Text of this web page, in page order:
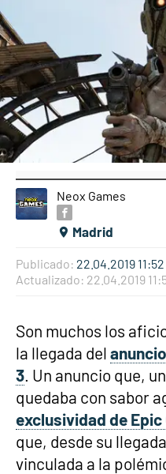
Neox Games
Madrid
Publicado: 22.04.2019 11:52
Actualizado: 22.04.2019
Son muchos los
la llegada del
3. Un anuncio que,
quedaba con sabor
exclusividad de
que, desde su
vinculada a la